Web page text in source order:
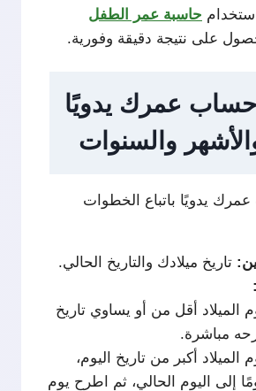
حاسبة عمر الطفل
على نتيجة دقيقة وفورية.
عمرك يدويًا
والأشهر والسنوات
يدويًا باتباع الخطوات
تاريخ ميلادك والتاريخ الحالي.
الميلاد أقل من أو يساوي تاريخ
مباشرة.
الميلاد أكبر من تاريخ اليوم،
30 يومًا إلى اليوم الحالي، ثم اطرح يوم